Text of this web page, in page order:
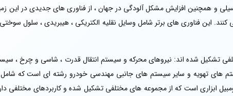
و همچنین افزایش مشکل آلودگی در جهان ، از فناوری های جدیدی در این
کنند. این فناوری های برتر شامل وسایل نقلیه الکتریکی ، هیبریدی ، سلول
تشکیل شده اند: نیروهای محرکه و سیستم انتقال قدرت ، شاسی و چرخ ،
های تهویه و سایر سیستم های جانبی مهندسی خودرو رشته ای است که شامل
ابزاری است که از مجموعه های مختلفی تشکیل شده و کاربردهای مختلفی